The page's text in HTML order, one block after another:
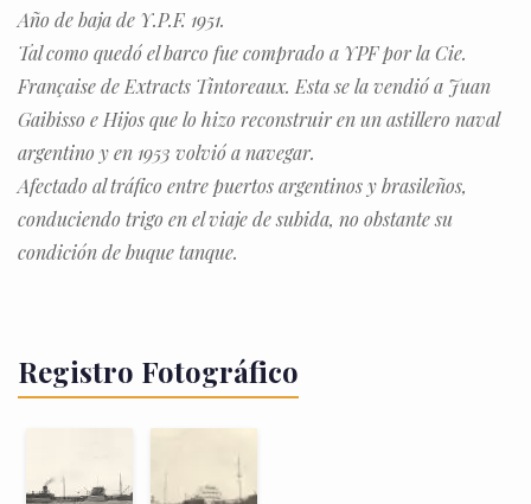
Año de baja de Y.P.F. 1951.
Tal como quedó el barco fue comprado a YPF por la Cie.
Française de Extracts Tintoreaux. Esta se la vendió a Juan
Gaibisso e Hijos que lo hizo reconstruir en un astillero naval
argentino y en 1953 volvió a navegar.
Afectado al tráfico entre puertos argentinos y brasileños,
conduciendo trigo en el viaje de subida, no obstante su
condición de buque tanque.
Registro Fotográfico